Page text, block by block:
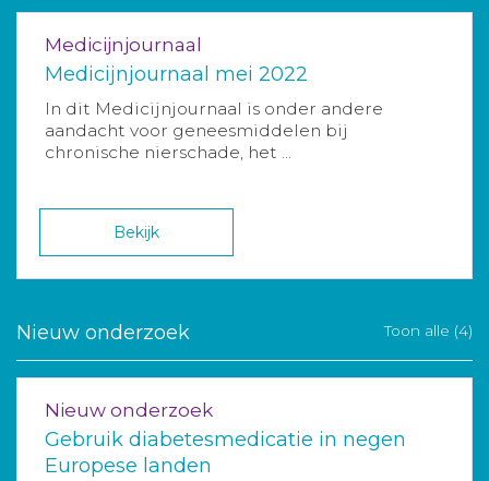
Medicijnjournaal
Medicijnjournaal mei 2022
In dit Medicijnjournaal is onder andere
aandacht voor geneesmiddelen bij
chronische nierschade, het ...
Bekijk
Nieuw onderzoek Toon alle (4)
Nieuw onderzoek
Gebruik diabetesmedicatie in negen
Europese landen